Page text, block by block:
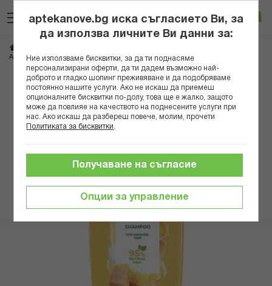
към
съдържанието
Вход
АРОМА НАТУРАЛ ШАМПОАН ЯЙЦЕ И МЕД ЗА УВРЕДЕНА КОСА 400МЛ
Преминете
края
aptekanove.bg иска съгласието Ви, за
да използва личните Ви данни за:
Ние използваме бисквитки, за да ти поднасяме
персонализирани оферти, да ти дадем възможно най-
доброто и гладко шопинг преживяване и да подобряваме
постоянно нашите услуги. Ако не искаш да приемеш
опционалните бисквитки по-долу, това ще е жалко, защото
може да повлияе на качеството на поднесените услуги при
нас. Ако искаш да разбереш повече, молим, прочети
Политиката за бисквитки
Опции за управление
Получаване на съгласие